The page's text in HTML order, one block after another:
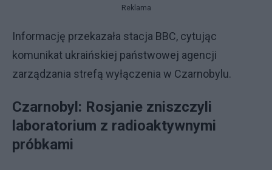
Reklama
Informację przekazała stacja BBC, cytując
komunikat ukraińskiej państwowej agencji
zarządzania strefą wyłączenia w Czarnobylu.
Czarnobyl: Rosjanie zniszczyli
laboratorium z radioaktywnymi
próbkami